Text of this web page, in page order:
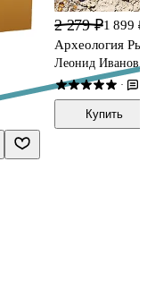
2 279 ₽1 899 ₽
Археология
Леонид Иванов,
Александр
Ирина Рыкунова
·
Купить